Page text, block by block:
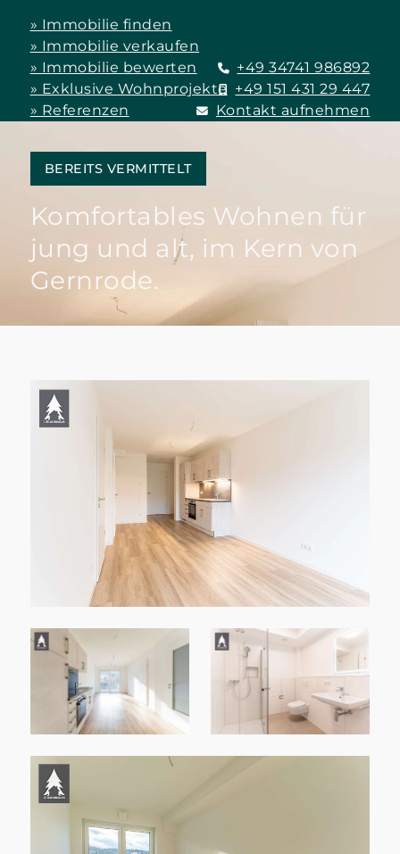
» Immobilie finden
» Immobilie verkaufen
» Immobilie bewerten
» Exklusive Wohnprojekte
» Referenzen
+49 34741 986892
+49 151 431 29 447
Kontakt aufnehmen
BEREITS VERMITTELT
Komfortables Wohnen für
jung und alt, im Kern von
Gernrode.